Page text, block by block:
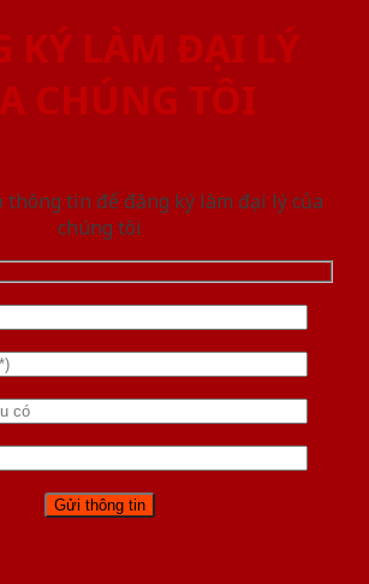
KÝ LÀM ĐẠI LÝ
CHÚNG TÔI
thông tin để đăng ký làm đại lý của
chúng tôi